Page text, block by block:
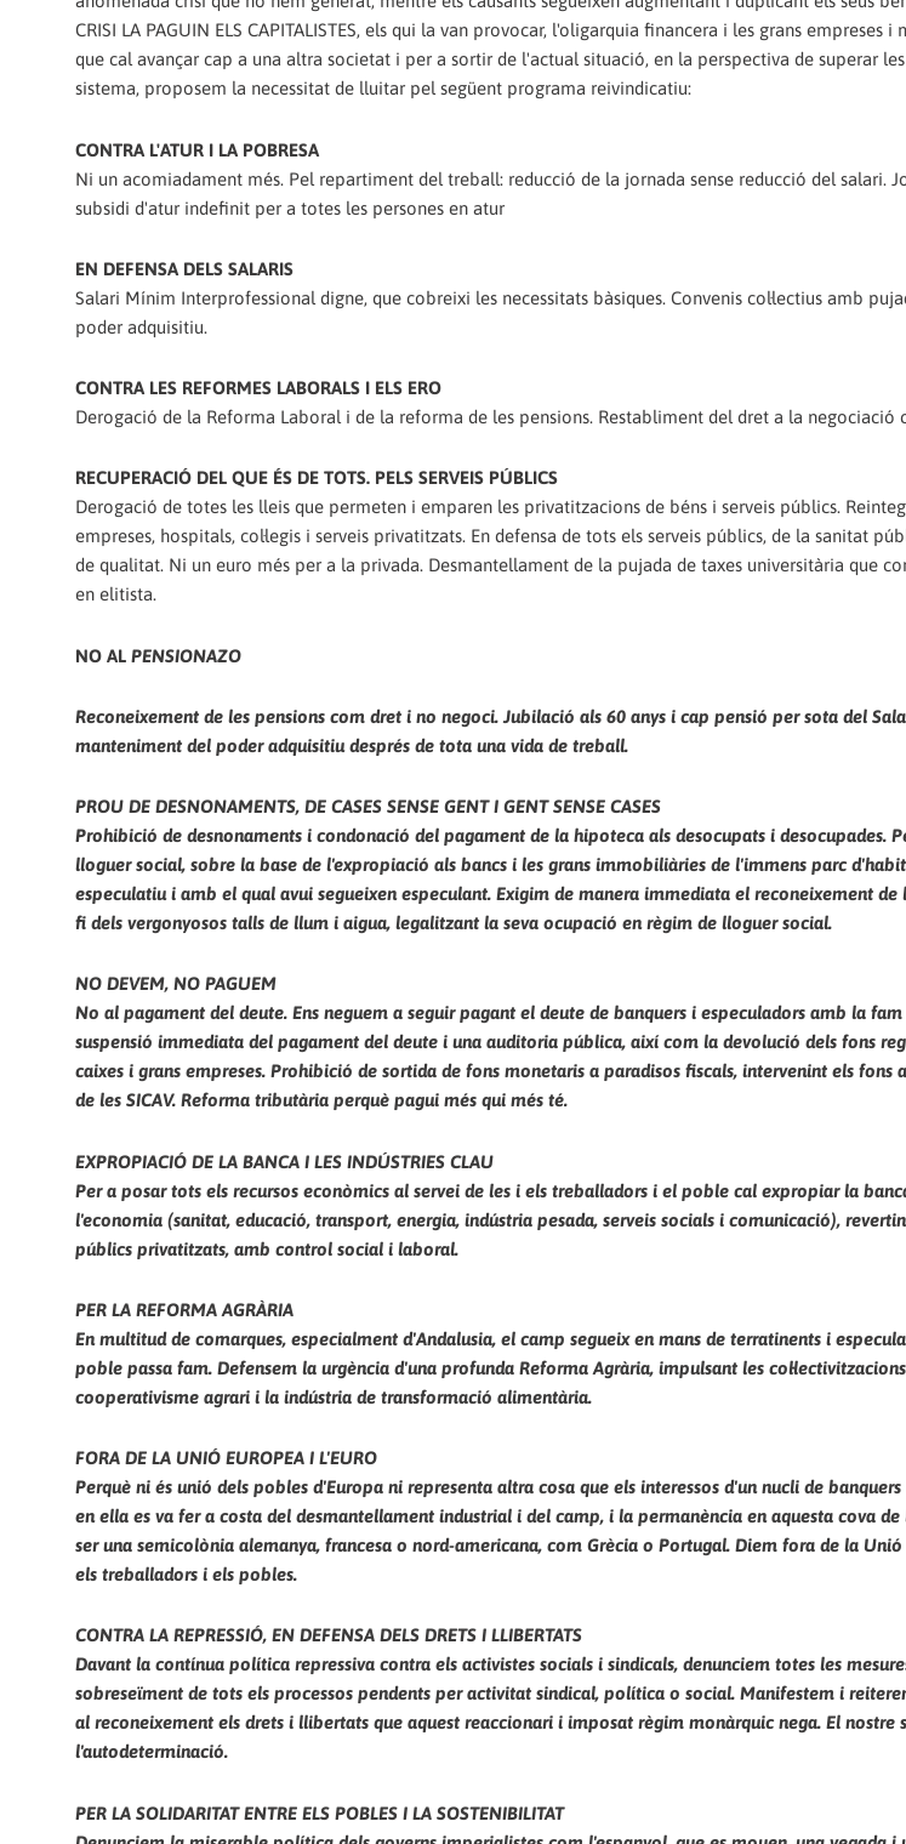
CRISI LA PAGUIN ELS CAPITALISTES, els qui la van provocar, l'oligarquia financera i les grans empreses
que cal avançar cap a una altra societat i per a sortir de l'actual situació, en la perspectiva de superar
sistema, proposem la necessitat de lluitar pel següent programa reivindicatiu:
CONTRA L'ATUR I LA POBRESA
Ni un acomiadament més. Pel repartiment del treball: reducció de la jornada sense reducció del salari.
subsidi d'atur indefinit per a totes les persones en atur
EN DEFENSA DELS SALARIS
Salari Mínim Interprofessional digne, que cobreixi les necessitats bàsiques. Convenis col·lectius amb
poder adquisitiu.
CONTRA LES REFORMES LABORALS I ELS ERO
Derogació de la Reforma Laboral i de la reforma de les pensions. Restabliment del dret a la negociació
RECUPERACIÓ DEL QUE ÉS DE TOTS. PELS SERVEIS PÚBLICS
Derogació de totes les lleis que permeten i emparen les privatitzacions de béns i serveis públics.
empreses, hospitals, col·legis i serveis privatitzats. En defensa de tots els serveis públics, de la sanitat
de qualitat. Ni un euro més per a la privada. Desmantellament de la pujada de taxes universitària que
en elitista.
NO AL PENSIONAZO
Reconeixement de les pensions com dret i no negoci. Jubilació als 60 anys i cap pensió per sota del
manteniment del poder adquisitiu després de tota una vida de treball.
PROU DE DESNONAMENTS, DE CASES SENSE GENT I GENT SENSE CASES
Prohibició de desnonaments i condonació del pagament de la hipoteca als desocupats i desocupades.
lloguer social, sobre la base de l'expropiació als bancs i les grans immobiliàries de l'immens parc
especulatiu i amb el qual avui segueixen especulant. Exigim de manera immediata el reconeixement de
fi dels vergonyosos talls de llum i aigua, legalitzant la seva ocupació en règim de lloguer social.
NO DEVEM, NO PAGUEM
No al pagament del deute. Ens neguem a seguir pagant el deute de banquers i especuladors amb la
suspensió immediata del pagament del deute i una auditoria pública, així com la devolució dels fons
caixes i grans empreses. Prohibició de sortida de fons monetaris a paradisos fiscals, intervenint els fons
de les SICAV. Reforma tributària perquè pagui més qui més té.
EXPROPIACIÓ DE LA BANCA I LES INDÚSTRIES CLAU
Per a posar tots els recursos econòmics al servei de les i els treballadors i el poble cal expropiar la
l'economia (sanitat, educació, transport, energia, indústria pesada, serveis socials i comunicació),
públics privatitzats, amb control social i laboral.
PER LA REFORMA AGRÀRIA
En multitud de comarques, especialment d'Andalusia, el camp segueix en mans de terratinents i
poble passa fam. Defensem la urgència d'una profunda Reforma Agrària, impulsant les
cooperativisme agrari i la indústria de transformació alimentària.
FORA DE LA UNIÓ EUROPEA I L'EURO
Perquè ni és unió dels pobles d'Europa ni representa altra cosa que els interessos d'un nucli de
en ella es va fer a costa del desmantellament industrial i del camp, i la permanència en aquesta cova
ser una semicolònia alemanya, francesa o nord-americana, com Grècia o Portugal. Diem fora de la
els treballadors i els pobles.
CONTRA LA REPRESSIÓ, EN DEFENSA DELS DRETS I LLIBERTATS
Davant la contínua política repressiva contra els activistes socials i sindicals, denunciem totes les
sobreseïment de tots els processos pendents per activitat sindical, política o social. Manifestem i
al reconeixement els drets i llibertats que aquest reaccionari i imposat règim monàrquic nega. El
l'autodeterminació.
PER LA SOLIDARITAT ENTRE ELS POBLES I LA SOSTENIBILITAT